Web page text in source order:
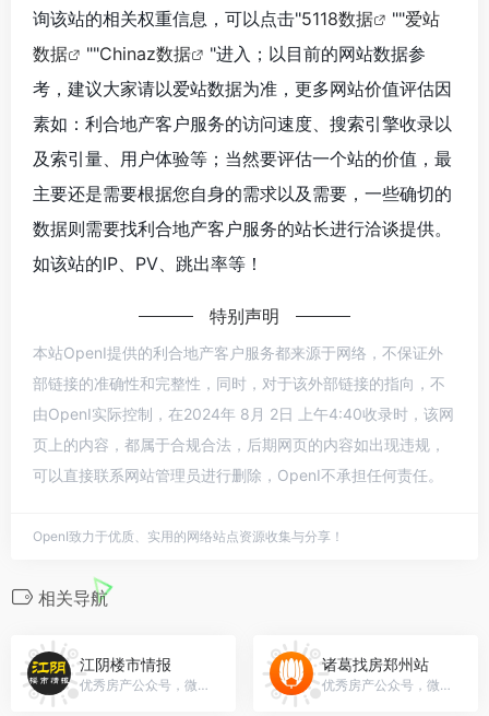
询该站的相关权重信息，可以点击"5118数据 ""爱站
数据
""Chinaz数据
"进入；以目前的网站数据参
考，建议大家请以爱站数据为准，更多网站价值评估因
素如：利合地产客户服务的访问速度、搜索引擎收录以
及索引量、用户体验等；当然要评估一个站的价值，最
主要还是需要根据您自身的需求以及需要，一些确切的
数据则需要找利合地产客户服务的站长进行洽谈提供。
如该站的IP、PV、跳出率等！
特别声明
本站OpenI提供的利合地产客户服务都来源于网络，不保证外
部链接的准确性和完整性，同时，对于该外部链接的指向，不
由OpenI实际控制，在2024年 8月 2日 上午4:40收录时，该网
页上的内容，都属于合规合法，后期网页的内容如出现违规，
可以直接联系网站管理员进行删除，OpenI不承担任何责任。
OpenI致力于优质、实用的网络站点资源收集与分享！
相关导航
江阴楼市情报
优秀房产公众号，微信号：gh_841315adaf16
诸葛找房郑州站
优秀房产公众号，微信号：gh_3625a6eb67fc